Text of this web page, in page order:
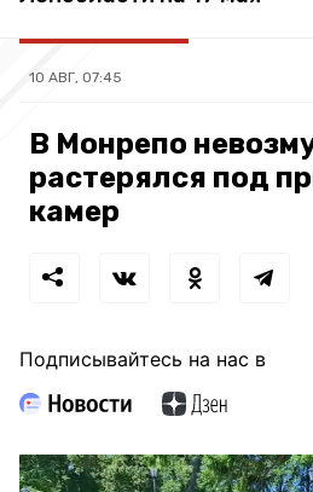
10 АВГ, 07:45
В Монрепо
растерялся под
камер
Подписывайтесь на нас в